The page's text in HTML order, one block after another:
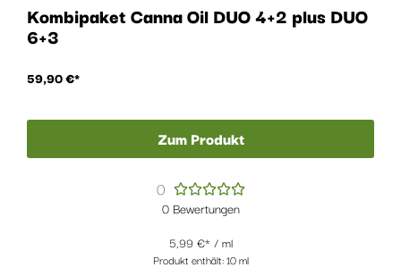
Kombipaket Canna Oil DUO 4+2 plus DUO
6+3
59,90€
Zum Produkt
0 
0 Bewertungen
5,99 € / ml
Produkt enthält: 10ml